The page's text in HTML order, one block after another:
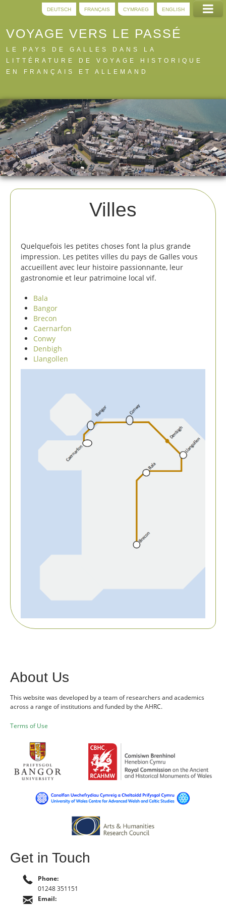
ENGLISH
CYMRAEG
FRANÇAIS
DEUTSCH
VOYAGE VERS LE PASSÉ
LE PAYS DE GALLES DANS LA
LITTÉRATURE DE VOYAGE HISTORIQUE
EN FRANÇAIS ET ALLEMAND
Pistes
Numérique
A à Z
À propos
Villes
Quelquefois les petites choses font la plus grande
impression. Les petites villes du pays de Galles vous
accueillent avec leur histoire passionnante, leur
gastronomie et leur patrimoine local vif.
Bala
Bangor
Brecon
Caernarfon
Conwy
Denbigh
Llangollen
About Us
This website was developed by a team of researchers and academics
across a range of institutions and funded by the AHRC.
Terms of Use
Get in Touch
Phone:
01248 351151
Email: